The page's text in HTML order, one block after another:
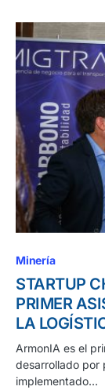
Minería
STARTUP
PRIMER
LA
ArmonIA es el
desarrollado por
implementado…